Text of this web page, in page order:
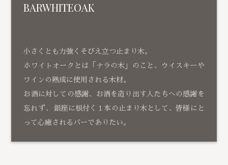
BARWHITEOAK
小さくとも力強くそびえ立つ止まり木。
ホワイトオークとは「ナラの木」のこと、ウイスキーや
ワインの熟成に使用される木材。
お酒に対しての感謝、お酒を造り出す人たちへの感謝を
忘れず、 銀座に根付く１本の止まり木として、皆様にと
って心癒されるバーでありたい。